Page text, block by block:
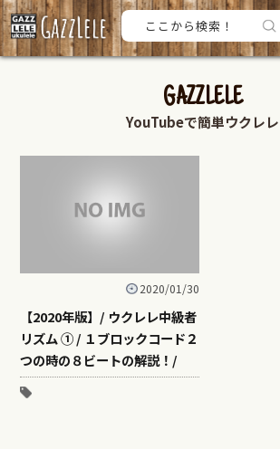
GAZZLELE
YouTubeで簡単ウクレレ
2020/01/30
【2020年版】/ ウクレレ中級者
リズム ① / １ブロックコード２
つの時の８ビートの解説！/